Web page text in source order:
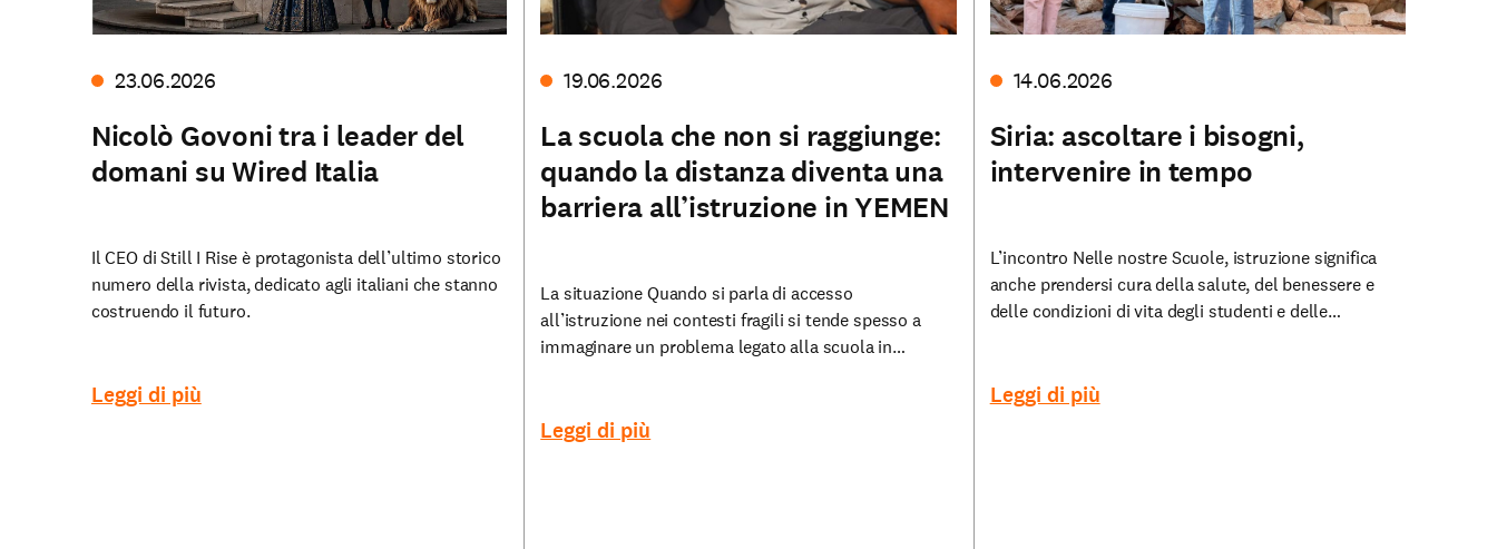
23.06.2026
Nicolò Govoni tra i leader del
domani su Wired Italia
Il CEO di Still I Rise è protagonista dell’ultimo storico
numero della rivista, dedicato agli italiani che stanno
costruendo il futuro.
Leggi di più
19.06.2026
La scuola che non si raggiunge:
quando la distanza diventa una
barriera all’istruzione in YEMEN
La situazione Quando si parla di accesso
all’istruzione nei contesti fragili si tende spesso a
immaginare un problema legato alla scuola in…
Leggi di più
14.06.2026
Siria: ascoltare i bisogni,
intervenire in tempo
L’incontro Nelle nostre Scuole, istruzione significa
anche prendersi cura della salute, del benessere e
delle condizioni di vita degli studenti e delle…
Leggi di più